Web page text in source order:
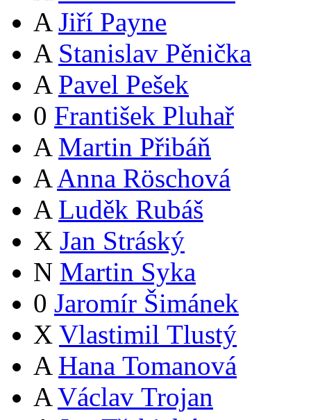
A Jiří Payne
A Stanislav Pěnička
A Pavel Pešek
0 František Pluhař
A Martin Přibáň
A Anna Röschová
A Luděk Rubáš
X Jan Stráský
N Martin Syka
0 Jaromír Šimánek
X Vlastimil Tlustý
A Hana Tomanová
A Václav Trojan